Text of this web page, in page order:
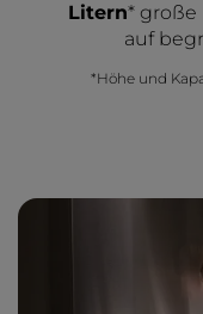
Litern* große
auf
*Höhe und